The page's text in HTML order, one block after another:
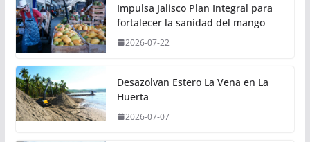
Impulsa Jalisco Plan Integral para
fortalecer la sanidad del mango
2026-07-22
Desazolvan Estero La Vena en La
Huerta
2026-07-07